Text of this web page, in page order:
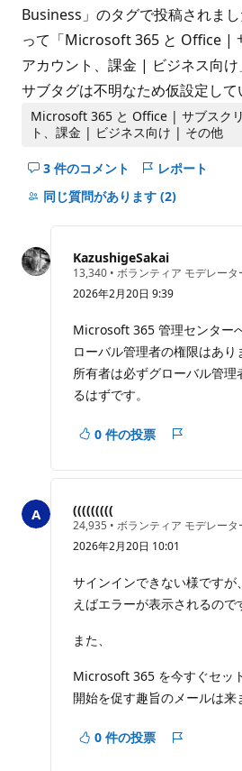
Business」のタグで投稿されま
って「Microsoft 365 と Office |
アカウント、課金 | ビジネス向け
サブタグは不明なため仮設定して
Microsoft 365 と Office | サブスク
ト、課金 | ビジネス向け | その他
3 件のコメント
こ
の
コ
メ
ン
を
非
表
示
に
る
レポート
同じ質問があります (2)
KazushigeSakai
13,340 評
価
の
イ
ン
ト
• ボランティア モデレータ
2026年2月20日 9:39
Microsoft 365 管理センター
ローバル管理者の権限はあ
所有者は必ずグローバル管
るはずです。
0 件の投票
ー
(((((((((
24,935 評
価
の
イ
ン
ト
• ボランティア モデレータ
2026年2月20日 10:01
サインインできない様ですが
えばエラーが表示されるので
また、
Microsoft 365 を今すぐセッ
開始を促す趣旨のメールは来
0 件の投票